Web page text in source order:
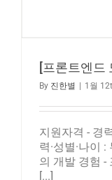
[프론트엔드
By 진한별 1월
지원자격 - 경
력·성별·나이
의 개발 경험 -
[...]